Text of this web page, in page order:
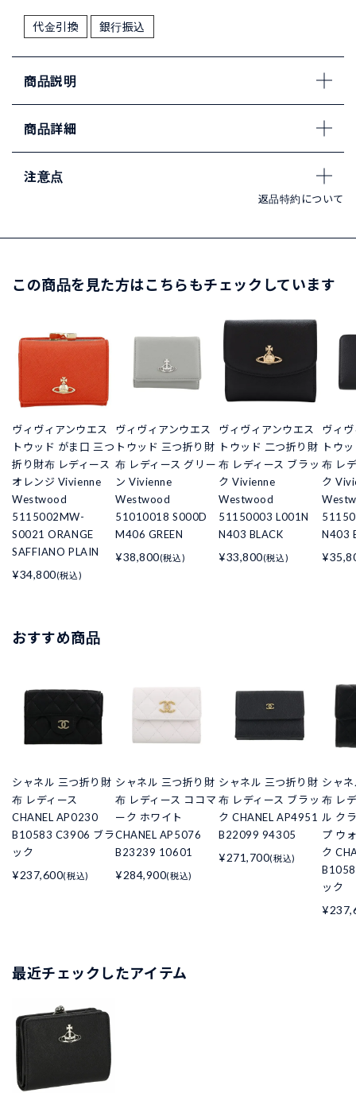
代金引換 銀行振込
商品説明
商品詳細
注意点
返品特約について
この商品を見た方はこちらもチェックしています
ヴィヴィアンウエス
トウッド がま口 三つ
折り財布 レディース
オレンジ Vivienne
Westwood
5115002MW-
S0021 ORANGE
SAFFIANO PLAIN
¥34,800(税込)
ヴィヴィアンウエス
トウッド 三つ折り財
布 レディース グリー
ン Vivienne
Westwood
51010018 S000D
M406 GREEN
¥38,800(税込)
ヴィヴィアンウエス
トウッド 二つ折り財
布 レディース ブラッ
ク Vivienne
Westwood
51150003 L001N
N403 BLACK
¥33,800(税込)
ヴィ
トウ
布 レ
ク
N403
おすすめ商品
シャネル 三つ折り財
布 レディース
CHANEL AP0230
B10583 C3906 ブラ
ック
¥237,600(税込)
シャネル 三つ折り財
布 レディース ココマ
ーク ホワイト
CHANEL AP5076
B23239 10601
¥284,900(税込)
シャネル 三つ折り財
布 レディース ブラッ
ク CHANEL AP4951
B22099 94305
¥271,700(税込)
シャ
布 レ
ル ク
プ ウ
ク
ック
最近チェックしたアイテム